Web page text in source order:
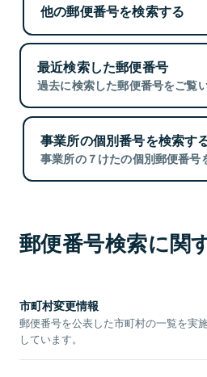
他の郵便番号を検索する
最近検索した郵便番号
過去に検索した郵便番号をご覧
事業所の個別番号を検索す
事業所の７けたの個別郵便番号
郵便番号検索に関
市町村変更情報
郵便番号を公表した市町村の一覧を実
しています。